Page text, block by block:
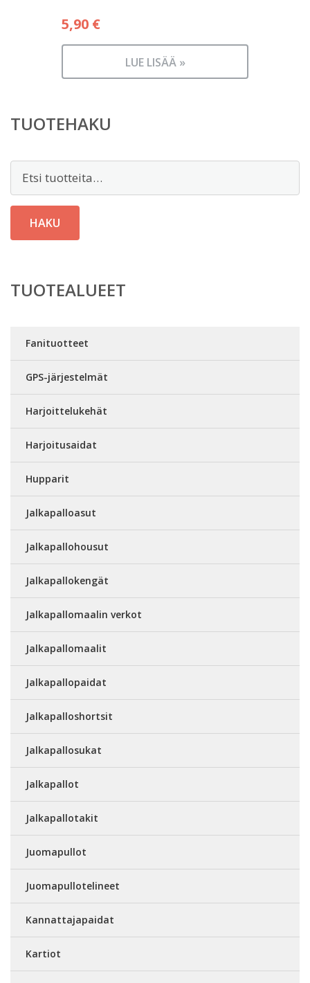
5,90 €
LUE LISÄÄ »
TUOTEHAKU
Etsi:
HAKU
TUOTEALUEET
Fanituotteet
GPS-järjestelmät
Harjoittelukehät
Harjoitusaidat
Hupparit
Jalkapalloasut
Jalkapallohousut
Jalkapallokengät
Jalkapallomaalin verkot
Jalkapallomaalit
Jalkapallopaidat
Jalkapalloshortsit
Jalkapallosukat
Jalkapallot
Jalkapallotakit
Juomapullot
Juomapullotelineet
Kannattajapaidat
Kartiot